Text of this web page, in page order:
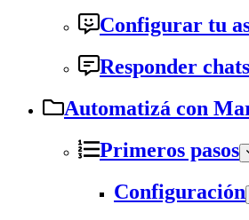
Configurar tu
Responder chats
Automatizá con
Primeros pasos
Configuración